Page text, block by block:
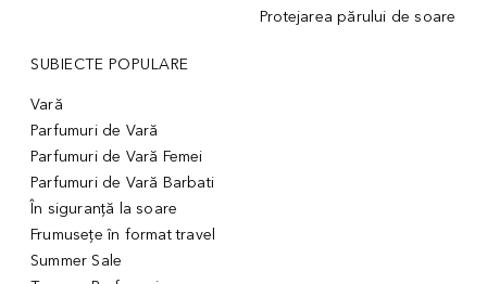
Protejarea părului de soare
SUBIECTE POPULARE
Vară
Parfumuri de Vară
Parfumuri de Vară Femei
Parfumuri de Vară Barbati
În siguranță la soare
Frumusețe în format travel
Summer Sale